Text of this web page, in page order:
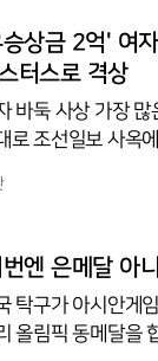
다. 32강에서 필리
상금 2억' 여
터스로 격상
바둑 사상 가장
로 조선일보 사옥
국내대회로 치러
4강 3천만원, 8강
세 갈래다. 32강은
엔 은메달 아
탁구가 아시안게
올림픽 동메달을